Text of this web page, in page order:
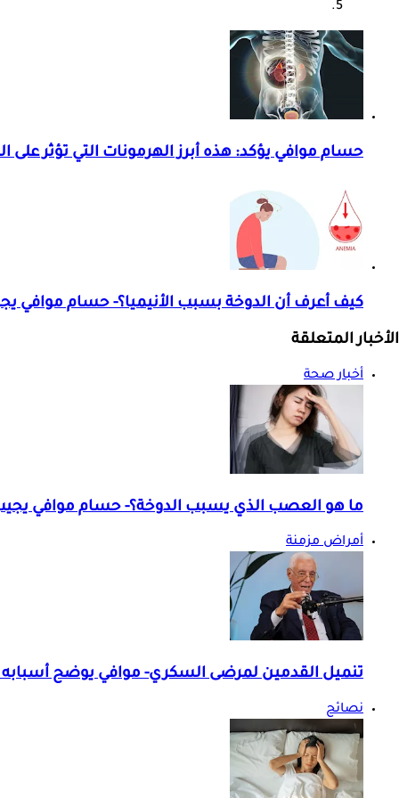
حسام موافي يؤكد: هذه أبرز الهرمونات التي تؤثر على
كيف أعرف أن الدوخة بسبب الأنيميا؟- حسام موافي
الأخبار المتعلقة
أخبار صحة
ما هو العصب الذي يسبب الدوخة؟- حسام موافي
أمراض مزمنة
تنميل القدمين لمرضى السكري- موافي يوضح
نصائح